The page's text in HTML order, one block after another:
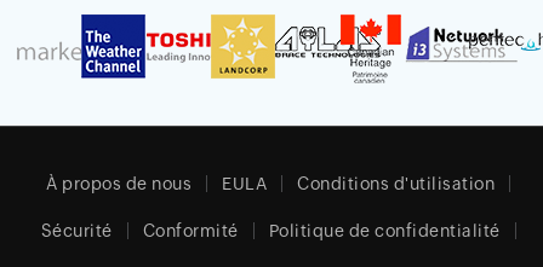
À propos de nous EULA Conditions d'utilisation
Sécurité Conformité Politique de confidentialité